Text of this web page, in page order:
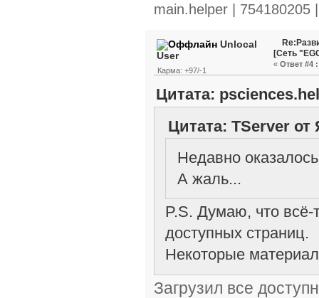
main.helper |
Unlocal
User
Карма: +97/-1
[Сеть
« Ответ #4 :
Цитата:
Цитата: TServer от
Недавно
А жаль...
P.S. Думаю, что всё-
доступных страниц.
Некоторые
Загрузил все